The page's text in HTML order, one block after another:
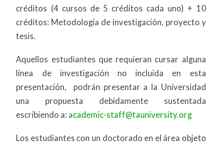
créditos (4 cursos de 5 créditos cada uno) + 10
créditos: Metodología de investigación, proyecto y
tesis.
Aquellos estudiantes que requieran cursar alguna
línea de investigación no incluida en esta
presentación, podrán presentar a la Universidad
una propuesta debidamente sustentada
escribiendo a: academic-staff@tauniversity.org
Los estudiantes con un doctorado en el área objeto